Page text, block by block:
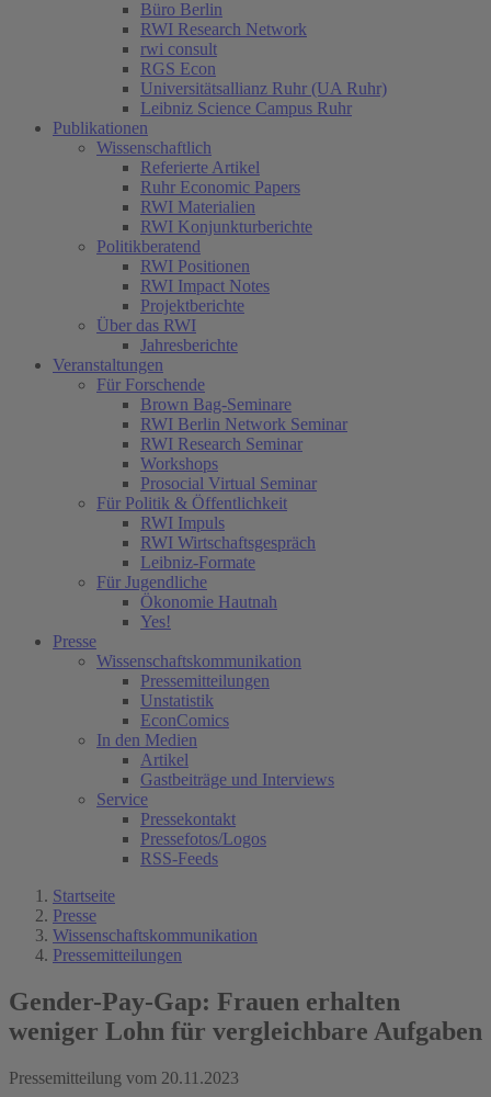
Büro Berlin
RWI Research Network
rwi consult
RGS Econ
Universitätsallianz Ruhr (UA Ruhr)
Leibniz Science Campus Ruhr
Publikationen
Wissenschaftlich
Referierte Artikel
Ruhr Economic Papers
RWI Materialien
RWI Konjunkturberichte
Politikberatend
RWI Positionen
RWI Impact Notes
Projektberichte
Über das RWI
Jahresberichte
Veranstaltungen
Für Forschende
Brown Bag-Seminare
RWI Berlin Network Seminar
RWI Research Seminar
Workshops
Prosocial Virtual Seminar
Für Politik & Öffentlichkeit
RWI Impuls
RWI Wirtschaftsgespräch
Leibniz-Formate
Für Jugendliche
Ökonomie Hautnah
Yes!
Presse
Wissenschaftskommunikation
Pressemitteilungen
Unstatistik
EconComics
In den Medien
Artikel
Gastbeiträge und Interviews
Service
Pressekontakt
Pressefotos/Logos
RSS-Feeds
Startseite
Presse
Wissenschaftskommunikation
Pressemitteilungen
Gender-Pay-Gap: Frauen erhalten
weniger Lohn für vergleichbare Aufgaben
Pressemitteilung vom 20.11.2023